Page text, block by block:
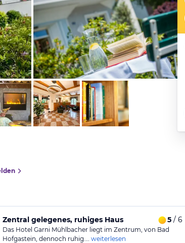
von Booking.com
von Booking.com
Zentral gelegenes, ruhiges Haus 5/ 6
Das Hotel Garni Mühlbacher liegt im Zentrum, von Bad
Hofgastein, dennoch ruhig.… weiterlesen